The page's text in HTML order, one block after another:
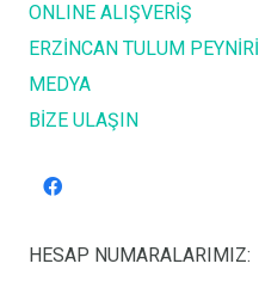
ONLINE ALIŞVERİŞ
ERZİNCAN TULUM PEYNİRİ
MEDYA
BİZE ULAŞIN
HESAP NUMARALARIMIZ: